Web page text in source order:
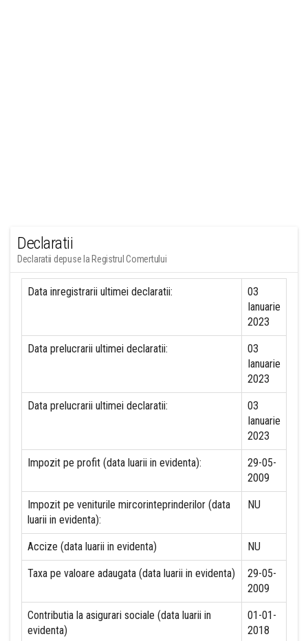
Declaratii
Declaratii depuse la Registrul Comertului
Data inregistrarii ultimei declaratii:
03
Ianuarie
2023
Data prelucrarii ultimei declaratii:
03
Ianuarie
2023
Data prelucrarii ultimei declaratii:
03
Ianuarie
2023
Impozit pe profit (data luarii in evidenta):
29-05-
2009
Impozit pe veniturile mircorinteprinderilor (data
luarii in evidenta):
NU
Accize (data luarii in evidenta) NU
Taxa pe valoare adaugata (data luarii in evidenta)
29-05-
2009
Contributia la asigurari sociale (data luarii in
evidenta)
01-01-
2018